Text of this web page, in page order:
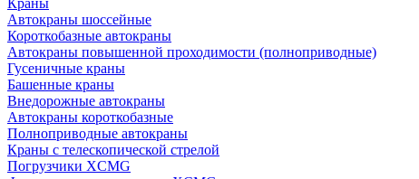
Краны
Автокраны шоссейные
Короткобазные автокраны
Автокраны повышенной проходимости (полноприводные)
Гусеничные краны
Башенные краны
Внедорожные автокраны
Автокраны короткобазные
Полноприводные автокраны
Краны с телескопической стрелой
Погрузчики XCMG